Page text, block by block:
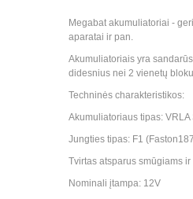
Megabat akumuliatoriai -
aparatai ir pan.
Akumuliatoriais yra
didesnius nei 2 vienetų
Techninės charakteristikos:
Akumuliatoriaus tipas: VRLA
Jungties tipas: F1
Tvirtas atsparus smūgiams
Nominali įtampa: 12V